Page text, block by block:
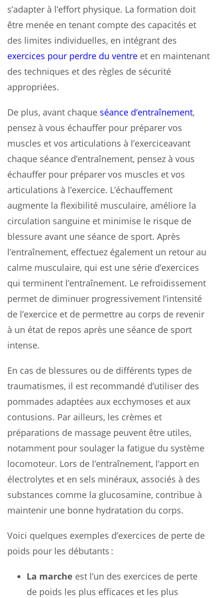
s’adapter à l’effort physique. La formation doit
être menée en tenant compte des capacités et
des limites individuelles, en intégrant des
exercices pour perdre du ventre et en maintenant
des techniques et des règles de sécurité
appropriées.
De plus, avant chaque séance d’entraînement,
pensez à vous échauffer pour préparer vos
muscles et vos articulations à l’exerciceavant
chaque séance d’entraînement, pensez à vous
échauffer pour préparer vos muscles et vos
articulations à l’exercice. L’échauffement
augmente la flexibilité musculaire, améliore la
circulation sanguine et minimise le risque de
blessure avant une séance de sport. Après
l’entraînement, effectuez également un retour au
calme musculaire, qui est une série d’exercices
qui terminent l’entraînement. Le refroidissement
permet de diminuer progressivement l’intensité
de l’exercice et de permettre au corps de revenir
à un état de repos après une séance de sport
intense.
En cas de blessures ou de différents types de
traumatismes, il est recommandé d’utiliser des
pommades adaptées aux ecchymoses et aux
contusions. Par ailleurs, les crèmes et
préparations de massage peuvent être utiles,
notamment pour soulager la fatigue du système
locomoteur. Lors de l’entraînement, l’apport en
électrolytes et en sels minéraux, associés à des
substances comme la glucosamine, contribue à
maintenir une bonne hydratation du corps.
Voici quelques exemples d’exercices de perte de
poids pour les débutants :
La marche est l’un des exercices de perte
de poids les plus efficaces et les plus